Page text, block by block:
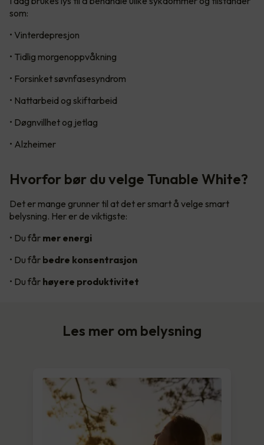
som:
• Vinterdepresjon
• Tidlig morgenoppvåkning
• Forsinket søvnfasesyndrom
• Nattarbeid og skiftarbeid
• Døgnvillhet og jetlag
• Alzheimer
Hvorfor bør du velge Tunable White?
Det er mange grunner til at det er smart å velge smart
belysning. Her er de viktigste:
• Du får mer energi
• Du får bedre konsentrasjon
• Du får høyere produktivitet
Les mer om belysning